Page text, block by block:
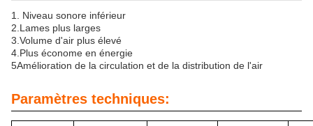
1. Niveau sonore inférieur
2. Lames plus larges
3. Volume d'air plus élevé
4. Plus économe en énergie
5Amélioration de la circulation et de la distribution de l'air
Paramètres techniques: